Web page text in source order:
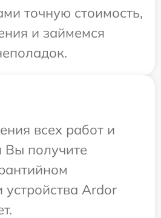
точную стоимость,
и займемся
всех работ и
Вы получите
Ardor